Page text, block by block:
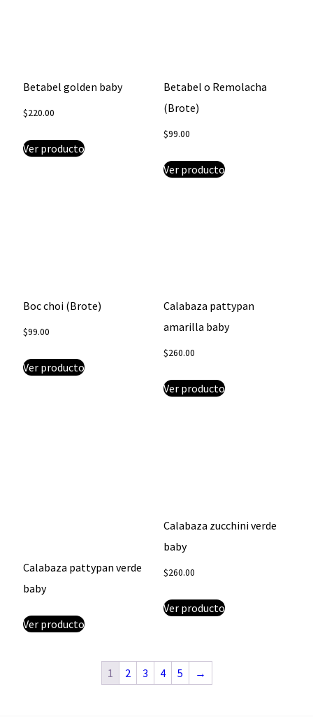
Betabel golden baby
$220.00
Ver producto
Betabel o Remolacha
(Brote)
$99.00
Ver producto
Boc choi (Brote)
$99.00
Ver producto
Calabaza pattypan
amarilla baby
$260.00
Ver producto
Calabaza pattypan verde
baby
Ver producto
Calabaza zucchini verde
baby
$260.00
Ver producto
1 2 3 4 5 →